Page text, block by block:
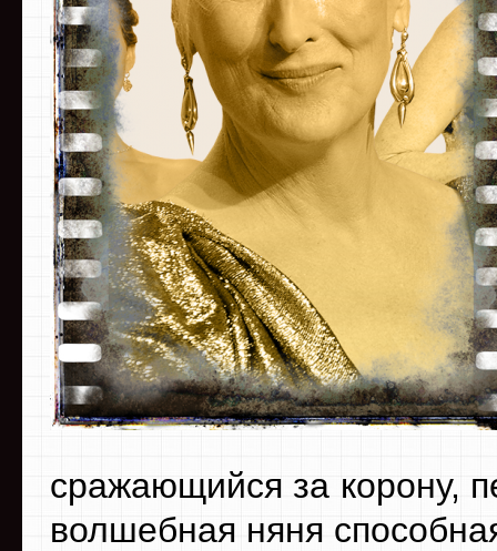
сражающийся за корону,
волшебная няня